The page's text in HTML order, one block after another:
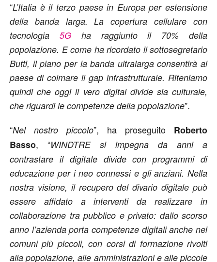
“L’Italia è il terzo paese in Europa per estensione
della banda larga. La copertura cellulare con
tecnologia 5Gha raggiunto il 70% della
popolazione. E come ha ricordato il sottosegretario
Butti, il piano per la banda ultralarga consentirà al
paese di colmare il gap infrastrutturale. Riteniamo
quindi che oggi il vero digital divide sia culturale,
che riguardi le competenze della popolazione”.
“Nel nostro piccolo”, ha proseguito Roberto
Basso, “WINDTRE si impegna da anni a
contrastare il digitale divide con programmi di
educazione per i neo connessi e gli anziani. Nella
nostra visione, il recupero del divario digitale può
essere affidato a interventi da realizzare in
collaborazione tra pubblico e privato: dallo scorso
anno l’azienda porta competenze digitali anche nei
comuni più piccoli, con corsi di formazione rivolti
alla popolazione, alle amministrazioni e alle piccole